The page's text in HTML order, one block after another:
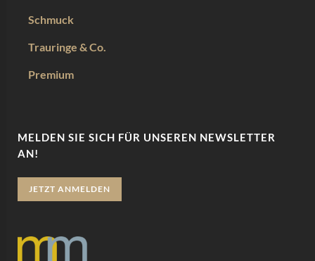
Schmuck
Trauringe & Co.
Premium
MELDEN SIE SICH FÜR UNSEREN NEWSLETTER
AN!
JETZT ANMELDEN